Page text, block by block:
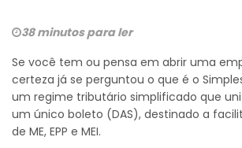
38 minutos para ler
Se você tem ou pensa em abrir uma
certeza já se perguntou o que é o
um regime tributário simplificado que
um único boleto (DAS), destinado a
de ME, EPP e MEI.